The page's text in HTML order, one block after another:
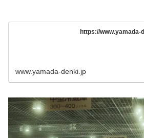
https://www.yamada-
www.yamada-denki.jp